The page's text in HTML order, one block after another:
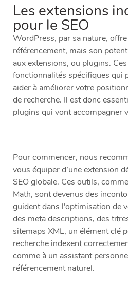
Les extensions
pour le SEO
WordPress, par sa nature,
référencement, mais son
aux extensions, ou plugins.
fonctionnalités spécifiques qui
aider à améliorer votre
de recherche. Il est donc
plugins qui vont accompagner
Pour commencer, nous
vous équiper d’une extension
SEO globale. Ces outils,
Math, sont devenus des
guident dans l’optimisation de
des meta descriptions, des
sitemaps XML, un élément clé
recherche indexent
comme à un assistant
référencement naturel.